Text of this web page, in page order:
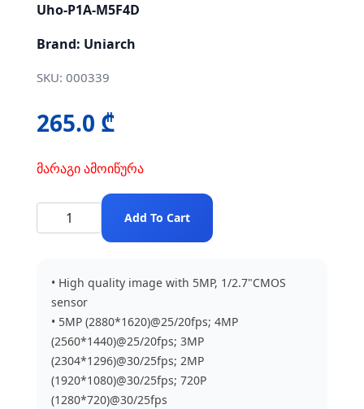
Uho-P1A-M5F4D
Brand: Uniarch
SKU: 000339
265.0 ₾
მარაგი ამოიწურა
Add To Cart
• High quality image with 5MP, 1/2.7"CMOS
sensor
• 5MP (2880*1620)@25/20fps; 4MP
(2560*1440)@25/20fps; 3MP
(2304*1296)@30/25fps; 2MP
(1920*1080)@30/25fps; 720P
(1280*720)@30/25fps